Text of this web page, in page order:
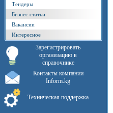
Тендеры
Бизнес статьи
Вакансии
Интересное
Зарегистрировать
организацию в
справочнике
Контакты компании
Inform.kg
Техническая поддержка